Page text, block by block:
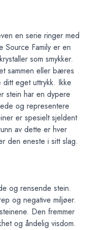
en serie ringer med
Source Family er en
som smykker.
sammen eller bæres
eget uttrykk. Ikke
stein har en dypere
og representere
er spesielt sjeldent
av dette er hver
den eneste i sitt slag.
og rensende stein.
og negative miljøer.
Den fremmer
og åndelig visdom.